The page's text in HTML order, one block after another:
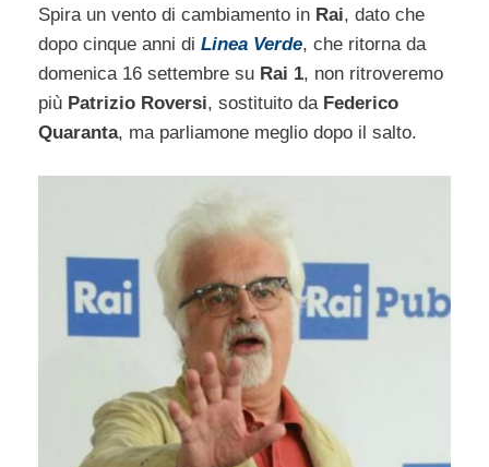
Spira un vento di cambiamento in Rai, dato che
dopo cinque anni di Linea Verde, che ritorna da
domenica 16 settembre su Rai 1, non ritroveremo
più Patrizio Roversi, sostituito da Federico
Quaranta, ma parliamone meglio dopo il salto.